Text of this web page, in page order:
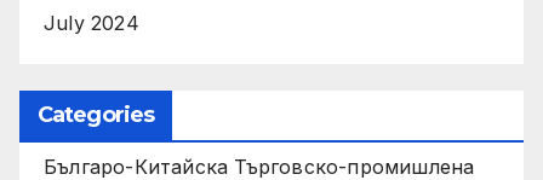
July 2024
Categories
Българо-Китайска Търговско-промишлена